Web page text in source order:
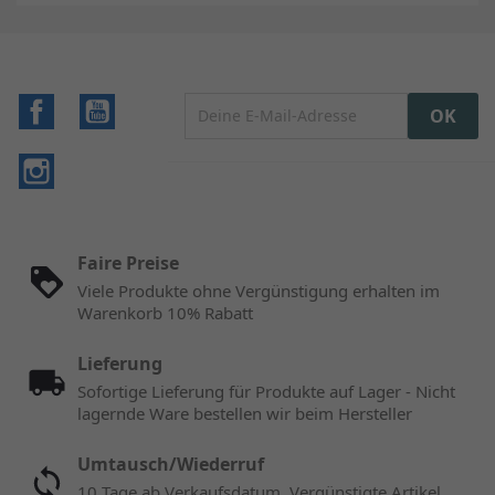
Facebook
Faire Preise
Viele Produkte ohne Vergünstigung erhalten im
Warenkorb 10% Rabatt
Lieferung
Sofortige Lieferung für Produkte auf Lager - Nicht
lagernde Ware bestellen wir beim Hersteller
Umtausch/Wiederruf